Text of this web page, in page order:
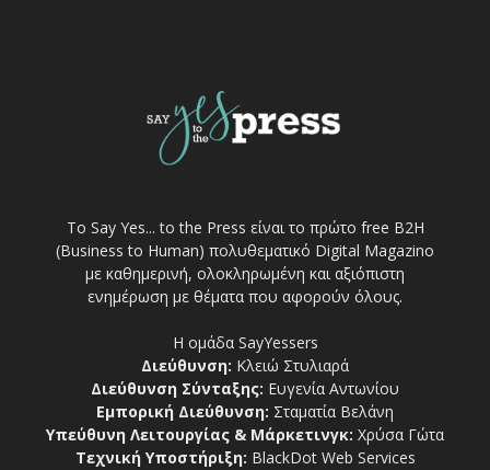
Το Say Yes... to the Press είναι το πρώτο free Β2Η
(Business to Human) πολυθεματικό Digital Magazino
με καθημερινή, ολοκληρωμένη και αξιόπιστη
ενημέρωση με θέματα που αφορούν όλους.
Η ομάδα SayYessers
Διεύθυνση: Κλειώ Στυλιαρά
Διεύθυνση Σύνταξης: Ευγενία Αντωνίου
Εμπορική Διεύθυνση: Σταματία Βελάνη
Υπεύθυνη Λειτουργίας & Μάρκετινγκ: Χρύσα Γώτα
Τεχνική Υποστήριξη: BlackDot Web Services